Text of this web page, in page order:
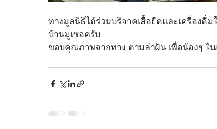
ทางมูลนิธิได้ร่วมบริจาคเสื้อยืดและเครื่องดื่
บ้านมูเซอครับ
ขอบคุณภาพจากทาง ตามล่าฝัน เพื่อน้องๆ ใน